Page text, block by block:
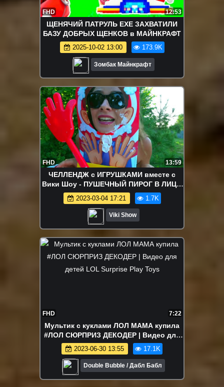
FHD 12:53
ЩЕНЯЧИЙ ПАТРУЛЬ EXE ЗАХВАТИЛИ
БАЗУ ДОБРЫХ ЩЕНКОВ в МАЙНКРАФТ
2025-10-02 13:00 173.9K
Зомбак Майнкрафт
FHD 13:59
ЧЕЛЛЕНДЖ с ИГРУШКАМИ вместе с
Вики Шоу - ПУШЕЧНЫЙ ПИРОГ В ЛИЦО
Челлендж Новая Версия Pie Face
Cannon Challenge / Вики Шоу
2023-03-04 17:21 1.7K
Viki Show
FHD 7:22
Мультик с куклами ЛОЛ МАМА купила
#ЛОЛ СЮРПРИЗ ДЕКОДЕР | Видео для
детей LOL Surprise Play Toys
2023-06-30 13:55 17.1K
Double Bubble / Дабл Бабл